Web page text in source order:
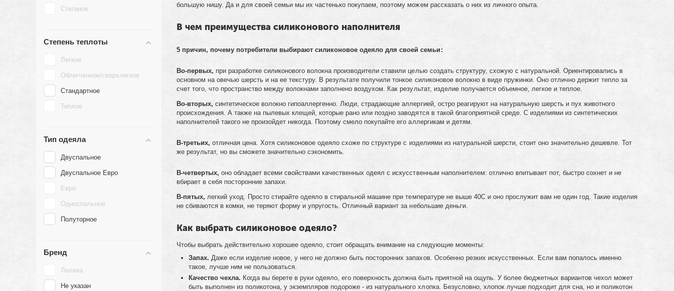
большую нишу. Да и для своей семьи мы их частенько покупаем, поэтому можем рассказать о них из личного опыта.
В чем преимущества силиконового наполнителя
5 причин, почему потребители выбирают силиконовое одеяло для своей семьи:
Во-первых, при разработке силиконового волокна производители ставили целью создать структуру, схожую с натуральной. Ориентировались в
основном на овечью шерсть и на ее текстуру. В результате получили тонкое силиконовое волокно в виде пружинки. Оно отлично держит тепло за
счет того, что пространство между волокнами заполнено воздухом. Как результат, изделие получается объемное, легкое и теплое.
Во-вторых, синтетическое волокно гипоаллергенно. Люди, страдающие аллергией, остро реагируют на натуральную шерсть и пух животного
происхождения. А также на пылевых клещей, которые рано или поздно заводятся в такой благоприятной среде. С изделиями из синтетических
наполнителей такого не произойдет никогда. Поэтому смело покупайте его аллергикам и детям.
В-третьих, отличная цена. Хотя силиконовое одеяло схоже по структуре с изделиями из натуральной шерсти, стоит оно значительно дешевле. Тот
же результат, но вы сможете значительно сэкономить.
В-четвертых, оно обладает всеми свойствами качественных одеял с искусственным наполнителем: отлично впитывает пот, быстро сохнет и не
вбирает в себя посторонние запахи.
В-пятых, легкий уход. Просто стирайте одеяло в стиральной машине при температуре не выше 40С и оно прослужит вам не один год. Такие изделия
не сбиваются в комки, не теряют форму и упругость. Отличный вариант за небольшие деньги.
Как выбрать силиконовое одеяло?
Чтобы выбрать действительно хорошее одеяло, стоит обращать внимание на следующие моменты:
Запах. Даже если изделие новое, у него не должно быть посторонних запахов. Особенно резких искусственных. Если вам попалось именно
такое, лучше ним не пользоваться.
Качество чехла. Когда вы берете в руки одеяло, его поверхность должна быть приятной на ощупь. У более бюджетных вариантов чехол может
быть выполнен из поликотона, у экземпляров подороже - из натурального хлопка. Безусловно, хлопок лучше подходит для сна, но и поликотон
Стеганое
Степень теплоты
Легкое
Облегченное/сверхлегкое
Стандартное
Теплое
Тип одеяла
Двуспальное
Двуспальное Евро
Евро
Односпальное
Полуторное
Бренд
Лелека
Не указан